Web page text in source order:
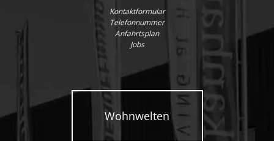
Kontaktformular
Telefonnummer
Anfahrtsplan
Jobs
Wohnwelten